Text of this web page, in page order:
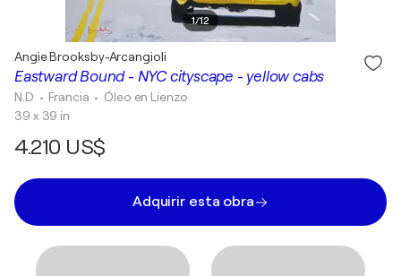
1/12
Eastward Bound - NYC cityscape - yellow cabs
Angie Brooksby-Arcangioli
N.D • Francia • Óleo en Lienzo
39 x 39 in
4.210 US$
Adquirir esta obra